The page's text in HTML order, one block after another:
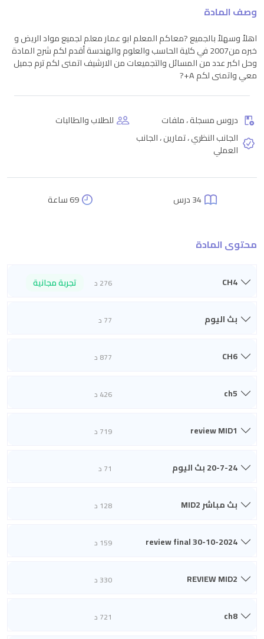
وصف المادة
اهلاً وسهلاً بالجميع ?معاكم المعلم ابو عمار معلم لجميع مواد الريض و
خبره من2007 في كلية الحاسب والعلوم والهندسة أقدم لكم شرح المادة
وحل اكبر عدد من المسائل والتجميعات من الارشيف اتمنى لكم ترم جميل
معي واتمنى لكم A+?
دروس مسجلة ، ملفات
للطلاب والطالبات
الجانب النظري ، تمارين ، الجانب
العملي
34 درس 69 ساعة
محتوى المادة
CH4 276 د تجربة مجانية
بث اليوم 77 د
CH6 877 د
ch5 426 د
review MID1 719 د
20-7-24 بث اليوم 71 د
بث مباشر MID2 128 د
review final 30-10-2024 159 د
REVIEW MID2 330 د
ch8 721 د